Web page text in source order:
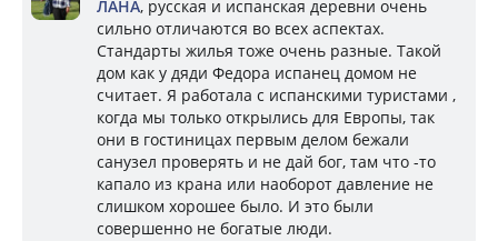
ЛАНА, русская и испанская деревни очень
сильно отличаются во всех аспектах.
Стандарты жилья тоже очень разные. Такой
дом как у дяди Федора испанец домом не
считает. Я работала с испанскими туристами ,
когда мы только открылись для Европы, так
они в гостиницах первым делом бежали
санузел проверять и не дай бог, там что -то
капало из крана или наоборот давление не
слишком хорошее было. И это были
совершенно не богатые люди.